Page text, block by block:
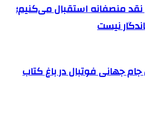
نقد منصفانه استقبال می‌کنیم؛
نیست
جهانی فوتبال در باغ کتاب